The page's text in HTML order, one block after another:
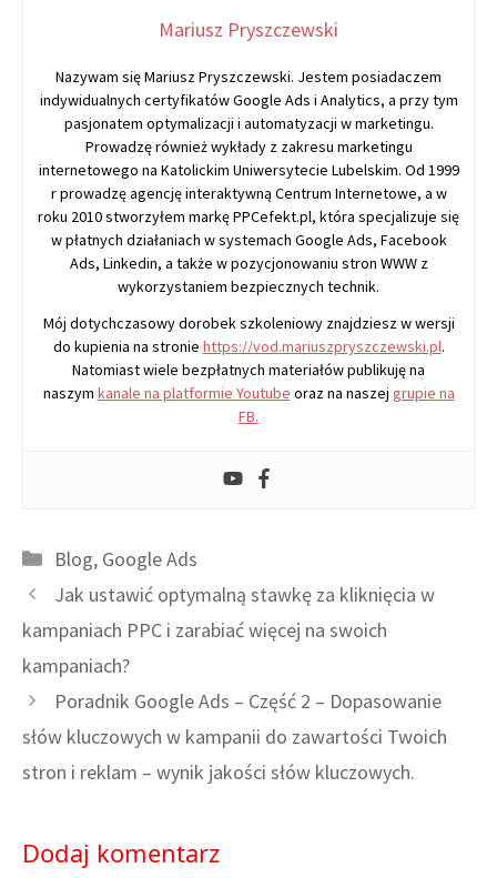
Mariusz Pryszczewski
Nazywam się Mariusz Pryszczewski. Jestem posiadaczem
indywidualnych certyfikatów Google Ads i Analytics, a przy tym
pasjonatem optymalizacji i automatyzacji w marketingu.
Prowadzę również wykłady z zakresu marketingu
internetowego na Katolickim Uniwersytecie Lubelskim. Od 1999
r prowadzę agencję interaktywną Centrum Internetowe, a w
roku 2010 stworzyłem markę PPCefekt.pl, która specjalizuje się
w płatnych działaniach w systemach Google Ads, Facebook
Ads, Linkedin, a także w pozycjonowaniu stron WWW z
wykorzystaniem bezpiecznych technik.
Mój dotychczasowy dorobek szkoleniowy znajdziesz w wersji
do kupienia na stronie https://vod.mariuszpryszczewski.pl.
Natomiast wiele bezpłatnych materiałów publikuję na
naszym kanale na platformie Youtube oraz na naszej grupie na
FB.
Kategorie
Blog, Google Ads
Jak ustawić optymalną stawkę za kliknięcia w
kampaniach PPC i zarabiać więcej na swoich
kampaniach?
Poradnik Google Ads – Część 2 – Dopasowanie
słów kluczowych w kampanii do zawartości Twoich
stron i reklam – wynik jakości słów kluczowych.
Dodaj komentarz